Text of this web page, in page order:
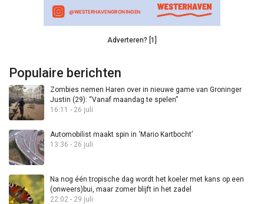
Adverteren? [1]
Populaire berichten
Zombies nemen Haren over in nieuwe game van Groninger
Justin (29): “Vanaf maandag te spelen”
16:11 - 26 juli
Automobilist maakt spin in ‘Mario Kartbocht’
13:36 - 26 juli
Na nog één tropische dag wordt het koeler met kans op een
(onweers)bui, maar zomer blijft in het zadel
22:02 - 29 juli